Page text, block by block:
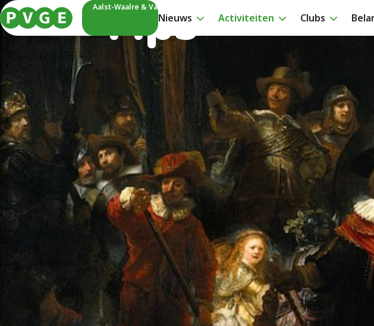
Aalst-Waalre & Valkenswaard
Nieuws Activiteiten Clubs
Tips